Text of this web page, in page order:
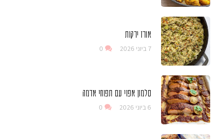
אורז ירקות
7 ביוני 2026 0
סלמון אפוי עם תפוחי אדמה
6 ביוני 2026 0